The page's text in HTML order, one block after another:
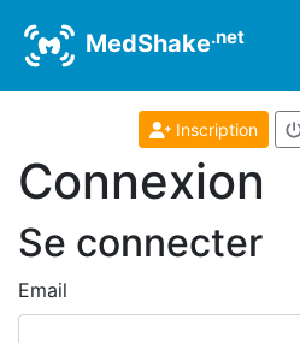
MedShake.net
Inscription
Connexion
Se connecter
Email